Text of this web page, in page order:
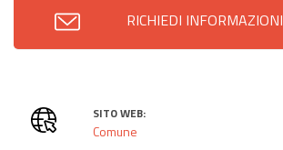
RICHIEDI INFORMAZIONI
SITO WEB:
Comune